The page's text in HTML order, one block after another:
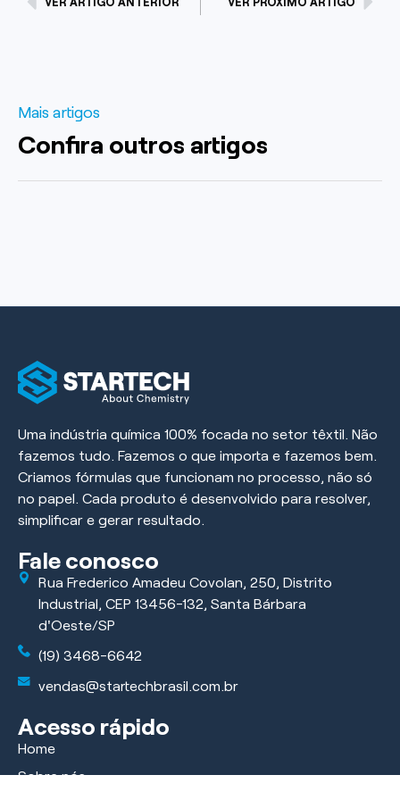
Mais artigos
Confira outros artigos
Uma indústria química 100% focada no setor têxtil. Não
fazemos tudo. Fazemos o que importa e fazemos bem.
Criamos fórmulas que funcionam no processo, não só
no papel. Cada produto é desenvolvido para resolver,
simplificar e gerar resultado.
Fale conosco
Rua Frederico Amadeu Covolan, 250, Distrito
Industrial, CEP 13456-132, Santa Bárbara
d'Oeste/SP
(19) 3468-6642
vendas@startechbrasil.com.br
Acesso rápido
Home
Sobre nós